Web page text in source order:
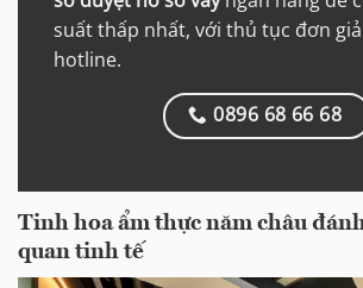
suất thấp nhất, với thủ tục đơn
hotline.
0896 68 66 68
Tinh hoa ẩm thực năm châu
quan tinh tế